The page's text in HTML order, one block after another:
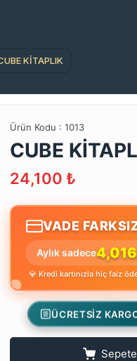
KİTAPLIK
Ürün Kodu : 1013
CUBE
24,100 ₺
VADE
Aylık sadece
💎 Kredi kartınızla hiç faiz
ÜCRETSİZ